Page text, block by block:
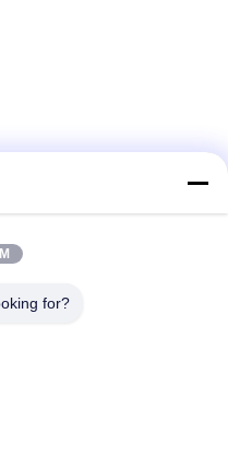
4K
dell'endoscopio di
medica
for?